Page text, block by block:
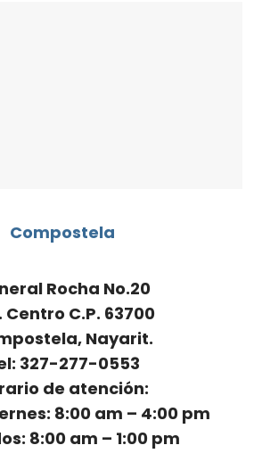
Compostela
Rocha No.20
Centro C.P. 63700
Nayarit.
327-277-0553
de atención:
8:00 am – 4:00 pm
8:00 am – 1:00 pm